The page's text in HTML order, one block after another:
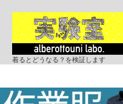
着るとどうなる？を検証します